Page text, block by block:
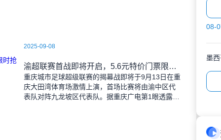
2025-09-08
渝超联赛首战即将开启，5.6元特价门票限时抢购，纪念礼品同步赠送
重庆城市足球超级联赛的揭幕战即将于9月13日在重
庆大田湾体育场激情上演，首场比赛将由渝中区代
表队对阵九龙坡区代表队。据重庆广电第1眼透露，
08-
墨